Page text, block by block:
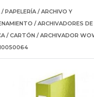
/PAPELERÍA /ARCHIVO Y
/ARCHIVADORES DE
/CARTÓN / ARCHIVADOR